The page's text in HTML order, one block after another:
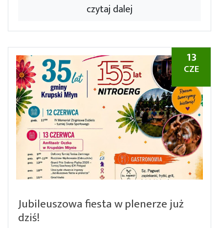
czytaj dalej
13
CZE
Jubileuszowa fiesta w plenerze już
dziś!